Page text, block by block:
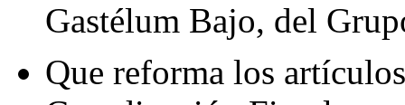
Gastélum Bajo, del
Que reforma los